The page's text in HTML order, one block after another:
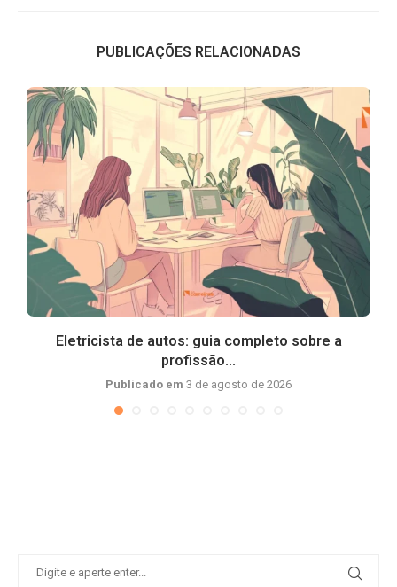
PUBLICAÇÕES RELACIONADAS
Eletricista de autos: guia completo sobre a
profissão...
Publicado em 3 de agosto de 2026